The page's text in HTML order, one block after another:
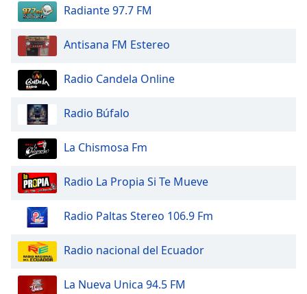
dialog
window.
Escape
cancel
window.
Text
Color
Opacity
Radiante 97.7 FM
Antisana FM Estereo
Radio Candela Online
Radio Búfalo
La Chismosa Fm
Radio La Propia Si Te Mueve
Radio Paltas Stereo 106.9 Fm
Radio nacional del Ecuador
La Nueva Unica 94.5 FM